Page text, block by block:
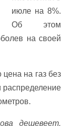
июле на 8%.
Об этом
на своей
цена на газ без
распределение
дешевеет.